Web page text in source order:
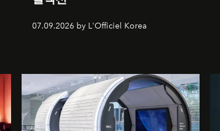
07.09.2026 by L'Officiel Korea